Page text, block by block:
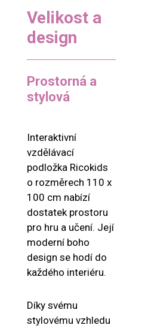
Velikost a
design
Prostorná a
stylová
Interaktivní
vzdělávací
podložka Ricokids
o rozměrech 110 x
100 cm nabízí
dostatek prostoru
pro hru a učení. Její
moderní boho
design se hodí do
každého interiéru.
Díky svému
stylovému vzhledu